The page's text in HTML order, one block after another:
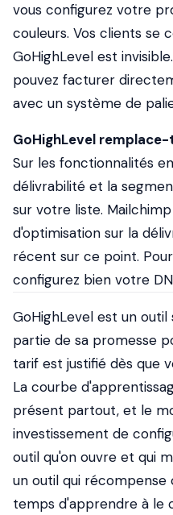
vous configurez votre
couleurs. Vos clients se
GoHighLevel est
pouvez facturer
avec un système de
GoHighLevel
Sur les fonctionnalités
délivrabilité et la
sur votre liste.
d'optimisation sur la
récent sur ce point.
configurez bien votre
GoHighLevel est un
partie de sa promesse
tarif est justifié dès que
La courbe
présent partout, et le
investissement de
outil qu'on ouvre et qui
un outil qui récompense
temps d'apprendre à le